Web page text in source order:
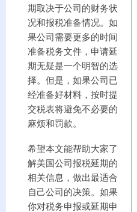
期取决于公司的财务状
况和报税准备情况。如
果公司需要更多的时间
准备税务文件，申请延
期无疑是一个明智的选
择。但是，如果公司已
经准备好材料，按时提
交税表将避免不必要的
麻烦和罚款。
希望本文能帮助大家了
解美国公司报税延期的
相关信息，做出最适合
自己公司的决策。如果
你对税务申报或延期申